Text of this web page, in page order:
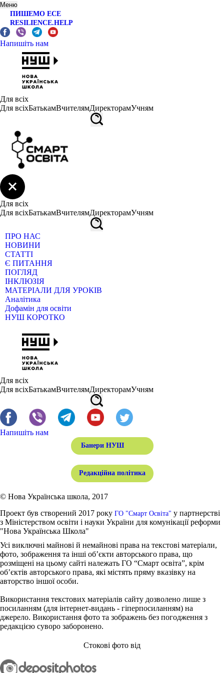
Меню
ПИШЕМО ЕСЕ
RESILIENCE.HELP
Напишіть нам
Для всіх
Для всіхБатькамВчителямДиректорамУчням
Для всіх
Для всіхБатькамВчителямДиректорамУчням
ПРО НАС
НОВИНИ
СТАТТІ
Є ПИТАННЯ
ПОГЛЯД
ІНКЛЮЗІЯ
МАТЕРІАЛИ ДЛЯ УРОКІВ
Аналітика
Дофамін для освіти
НУШ КОРОТКО
Для всіх
Для всіхБатькамВчителямДиректорамУчням
Напишіть нам
Банери НУШ
Редакційна політика
© Нова Українська школа, 2017
Проект був створений 2017 року ГО "Смарт Освіта" у партнерстві
з Міністерством освіти і науки України для комунікації реформи
"Нова Українська Школа"
Усі виключні майнові й немайнові права на текстові матеріали,
фото, зображення та інші об’єкти авторського права, що
розміщені на цьому сайті належать ГО “Смарт освіта”, крім
об’єктів авторського права, які містять пряму вказівку на
авторство іншої особи.
Використання текстових матеріалів сайту дозволено лише з
посиланням (для інтернет-видань - гіперпосиланням) на
джерело. Використання фото та зображень без погодження з
редакцією суворо заборонено.
Стокові фото від